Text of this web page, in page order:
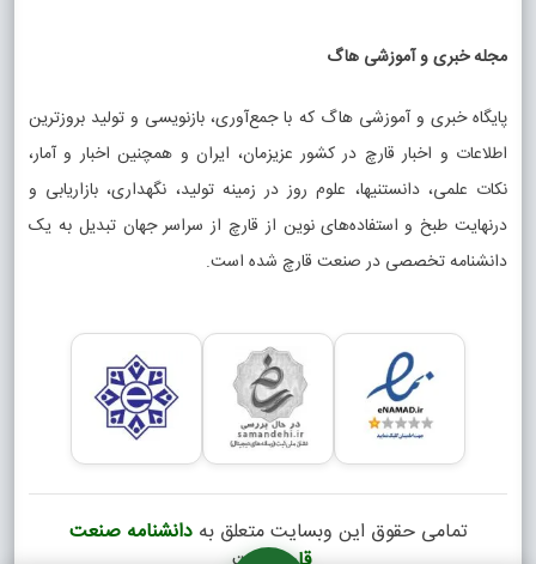
مجله خبری و آموزشی هاگ
پایگاه خبری و آموزشی هاگ که با جمع‌آوری، بازنویسی و تولید بروزترین
اطلاعات و اخبار قارچ در کشور عزیزمان، ایران و همچنین اخبار و آمار،
نکات علمی، دانستنیها، علوم روز در زمینه تولید، نگهداری، بازاریابی و
درنهایت طبخ و استفاده‌های نوین از قارچ از سراسر جهان تبدیل به یک
دانشنامه تخصصی در صنعت قارچ شده است.
تمامی حقوق این وبسایت متعلق بهدانشنامه صنعت